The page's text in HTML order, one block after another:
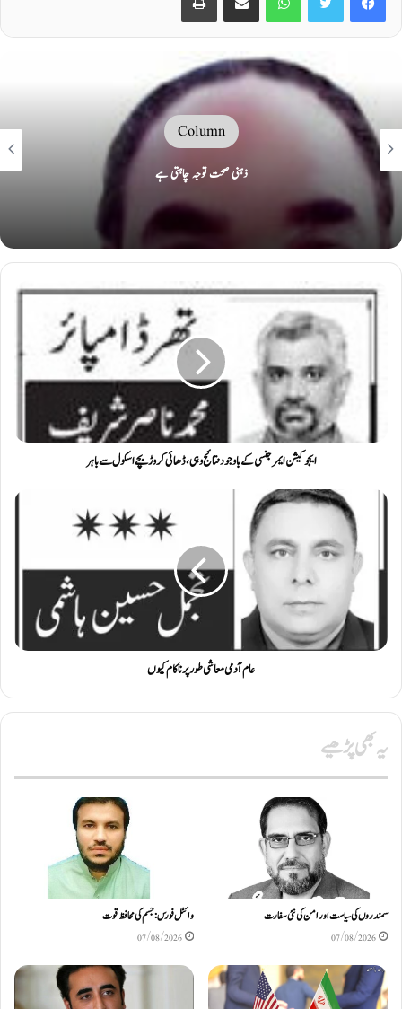
Column
’’ ٹک ٹاک۔۔۔ اقتدار کی گھڑی بج چکی
ایجوکیشن ایمرجنسی کے باوجود نتائج وہی، ڈھائی کروڑ بچے اسکول سے باہر
عام آدمی معاشی طور پر ناکام کیوں
یہ بھی پڑھیے
سمندروں کی سیاست اور امن کی نئی سفارت
07/08/2026
وائٹل فورس: جسم کی محافظ قوت
07/08/2026